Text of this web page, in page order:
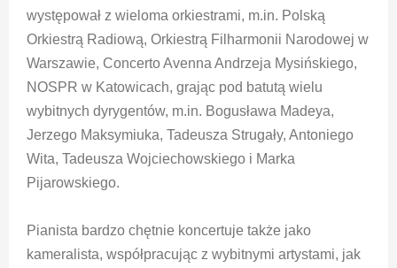
występował z wieloma orkiestrami, m.in. Polską
Orkiestrą Radiową, Orkiestrą Filharmonii Narodowej w
Warszawie, Concerto Avenna Andrzeja Mysińskiego,
NOSPR w Katowicach, grając pod batutą wielu
wybitnych dyrygentów, m.in. Bogusława Madeya,
Jerzego Maksymiuka, Tadeusza Strugały, Antoniego
Wita, Tadeusza Wojciechowskiego i Marka
Pijarowskiego.
Pianista bardzo chętnie koncertuje także jako
kameralista, współpracując z wybitnymi artystami, jak